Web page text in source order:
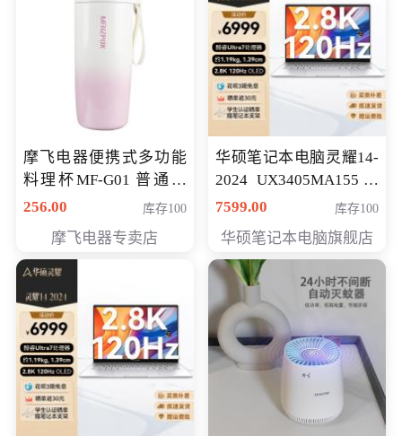
摩飞电器便携式多功能
料理杯MF-G01 普通会
员专享价格118元
256.00 库存100
摩飞电器专卖店
华硕笔记本电脑灵耀14-
2024 UX3405MA155冰
川银 oled 智慧轻薄本 会
7599.00 库存100
华硕笔记本电脑旗舰店